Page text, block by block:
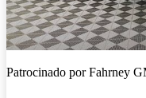
Patrocinado porFahrney